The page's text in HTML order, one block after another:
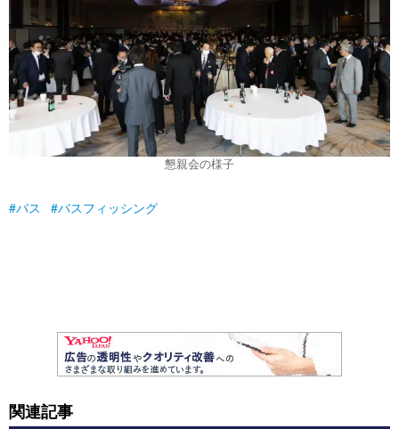
懇親会の様子
バス バスフィッシング
関連記事